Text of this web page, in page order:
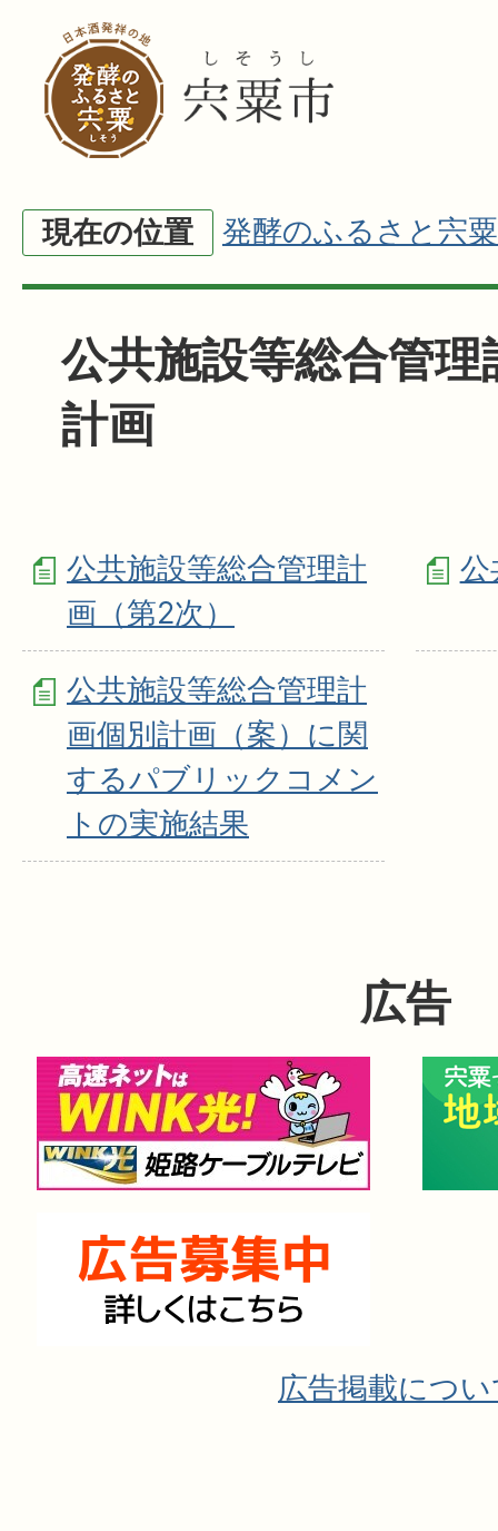
現在の位置 発酵のふるさと宍粟
公共施設等総合管
計画
公共施設等総合管理計
画（第2次）
公
公共施設等総合管理計
画個別計画（案）に関
するパブリックコメン
トの実施結果
広告
広告掲載につ